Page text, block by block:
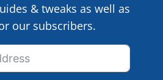
& tweaks as well as
our subscribers.